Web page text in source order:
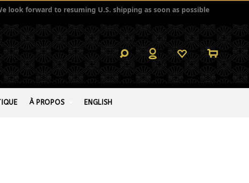
look forward to resuming U.S. shipping as soon as possible
À PROPOS ENGLISH